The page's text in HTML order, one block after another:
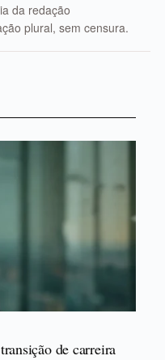
da redação
plural, sem censura.
de carreira